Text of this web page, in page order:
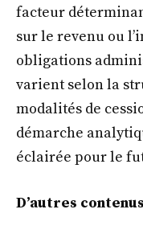
facteur
sur le revenu ou
obligations
varient selon la
modalités de
démarche
éclairée pour le
D’autres